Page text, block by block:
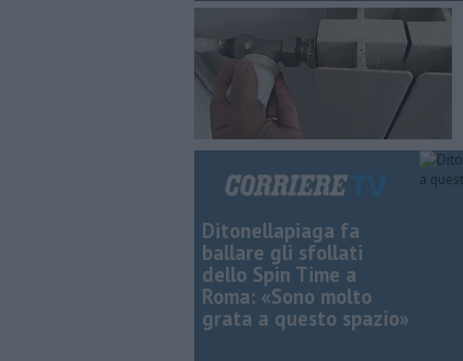
Ditonellapiaga fa
ballare gli sfollati
dello Spin Time a
Roma: «Sono molto
grata a questo spazio»